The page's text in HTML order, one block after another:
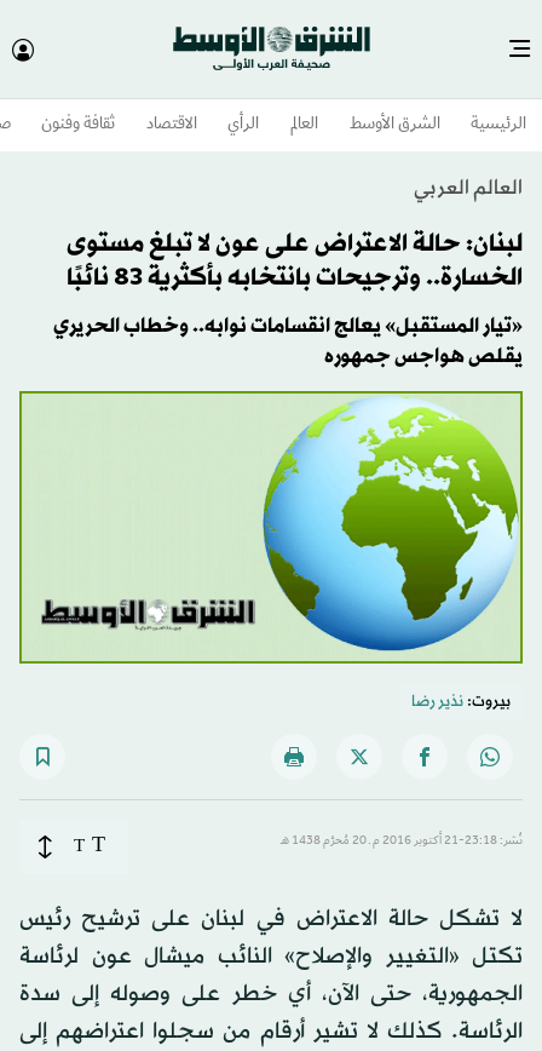
الرئيسية الشرق الأوسط​ العالم الرأي الاقتصاد ثقافة وفنون
العالم العربي
لبنان: حالة الاعتراض على عون لا تبلغ مستوى
الخسارة.. وترجيحات بانتخابه بأكثرية 83 نائبًا
«تيار المستقبل» يعالج انقسامات نوابه.. وخطاب الحريري
يقلص هواجس جمهوره
بيروت:نذير رضا
نُشر: 23:18-21 أكتوبر 2016 م ـ 20 مُحرَّم 1438 هـ T
T
لا تشكل حالة الاعتراض في لبنان على ترشيح رئيس
تكتل «التغيير والإصلاح» النائب ميشال عون لرئاسة
الجمهورية، حتى الآن، أي خطر على وصوله إلى سدة
الرئاسة. كذلك لا تشير أرقام من سجلوا اعتراضهم إلى